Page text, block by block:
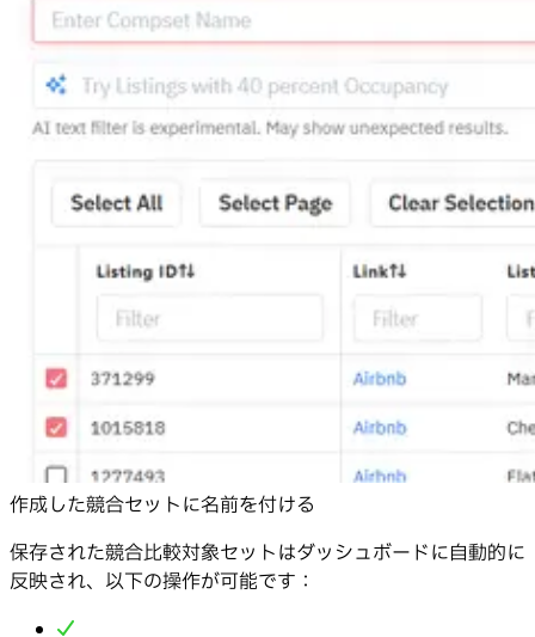
作成した競合セットに名前を付ける
保存された競合比較対象セットはダッシュボードに自動的に
反映され、以下の操作が可能です：